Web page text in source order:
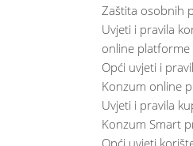
Zaštita osobnih
Uvjeti i pravila
online platforme
Opći uvjeti i
Konzum online
Uvjeti i pravila
Konzum Smart
Opći uvjeti